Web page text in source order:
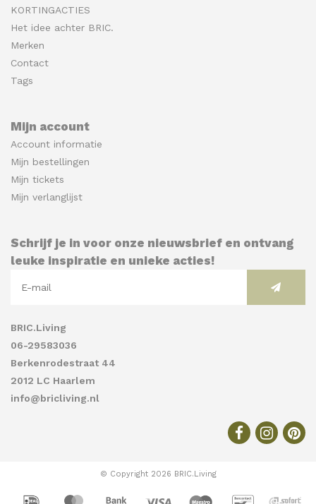
KORTINGACTIES
Het idee achter BRIC.
Merken
Contact
Tags
Mijn account
Account informatie
Mijn bestellingen
Mijn tickets
Mijn verlanglijst
Schrijf je in voor onze nieuwsbrief en ontvang
leuke inspiratie en unieke acties!
BRIC.Living
06-29583036
Berkenrodestraat 44
2012 LC Haarlem
info@bricliving.nl
© Copyright 2026 BRIC.Living